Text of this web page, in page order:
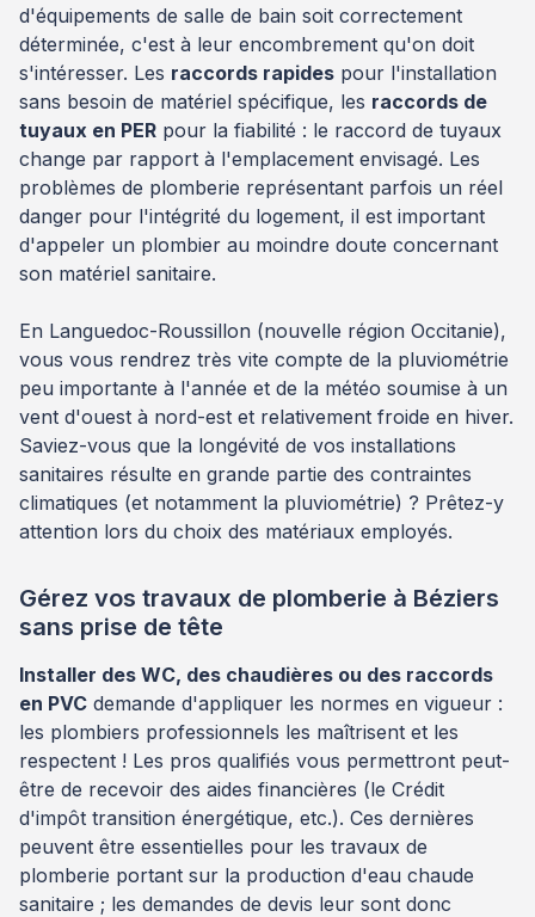
d'équipements de salle de bain soit correctement
déterminée, c'est à leur encombrement qu'on doit
s'intéresser. Les raccords rapides pour l'installation
sans besoin de matériel spécifique, les raccords de
tuyaux en PER pour la fiabilité : le raccord de tuyaux
change par rapport à l'emplacement envisagé. Les
problèmes de plomberie représentant parfois un réel
danger pour l'intégrité du logement, il est important
d'appeler un plombier au moindre doute concernant
son matériel sanitaire.
En Languedoc-Roussillon (nouvelle région Occitanie),
vous vous rendrez très vite compte de la pluviométrie
peu importante à l'année et de la météo soumise à un
vent d'ouest à nord-est et relativement froide en hiver.
Saviez-vous que la longévité de vos installations
sanitaires résulte en grande partie des contraintes
climatiques (et notamment la pluviométrie) ? Prêtez-y
attention lors du choix des matériaux employés.
Gérez vos travaux de plomberie à Béziers
sans prise de tête
Installer des WC, des chaudières ou des raccords
en PVC demande d'appliquer les normes en vigueur :
les plombiers professionnels les maîtrisent et les
respectent ! Les pros qualifiés vous permettront peut-
être de recevoir des aides financières (le Crédit
d'impôt transition énergétique, etc.). Ces dernières
peuvent être essentielles pour les travaux de
plomberie portant sur la production d'eau chaude
sanitaire ; les demandes de devis leur sont donc